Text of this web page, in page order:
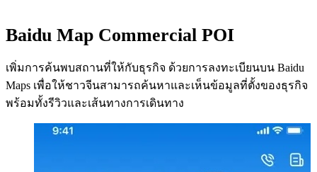
Baidu Map Commercial POI
เพิ่มการค้นพบสถานที่ให้กับธุรกิจ ด้วยการลงทะเบียนบน Baidu
Maps เพื่อให้ชาวจีนสามารถค้นหาและเห็นข้อมูลที่ตั้งของธุรกิจ
พร้อมทั้งรีวิวและเส้นทางการเดินทาง